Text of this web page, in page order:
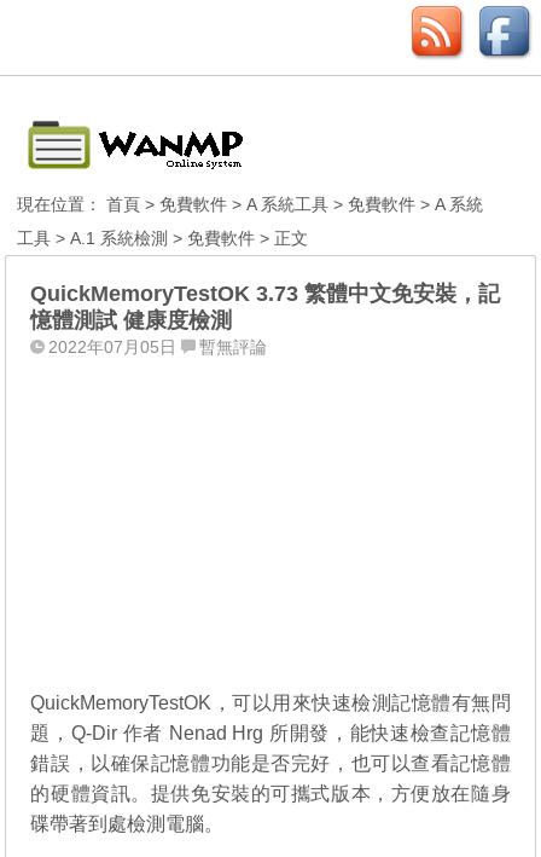
現在位置：首頁 >免費軟件 >A 系統工具 >免費軟件 >A 系統
工具 >A.1 系統檢測 >免費軟件 > 正文
QuickMemoryTestOK 3.73 繁體中文免安裝，記
憶體測試 健康度檢測
2022年07月05日 暫無評論
QuickMemoryTestOK，可以用來快速檢測記憶體有無問
題，Q-Dir 作者 Nenad Hrg 所開發，能快速檢查記憶體
錯誤，以確保記憶體功能是否完好，也可以查看記憶體
的硬體資訊。提供免安裝的可攜式版本，方便放在隨身
碟帶著到處檢測電腦。